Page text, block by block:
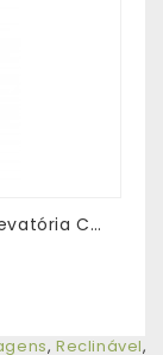
Poltrona De Massagens "Deluxe" Elevatória Cor Bege
,Reclinável,